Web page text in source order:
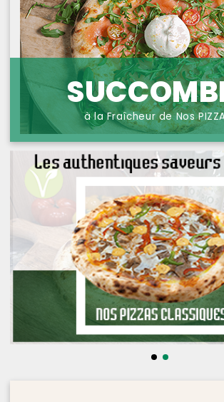
NOS PIZZAS FROMAGES
NOS SAVEURS D AILLEURS
OFFRE PRIMA
OFFRE MEZZO
MENUS BAMBINO
NOS PATES GRATINEES
NOS BURRITOS GRATINES
NOS PANINIS
NOS SALADES
NOS DESSERTS
PROTECTION DES
DONNÉES
à la Fraîcheur de Nos